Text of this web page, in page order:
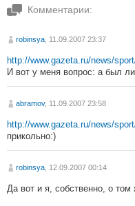
Комментарии:
robinsya , 11.09.2007 23:37
http://www.gazeta.ru/news/
И вот у меня вопрос: а был
abramov, 11.09.2007 23:58
http://www.gazeta.ru/news/
прикольно:)
robinsya , 12.09.2007 00:14
Да вот и я, собственно, о том